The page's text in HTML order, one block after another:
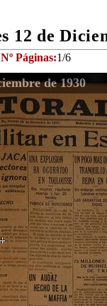
12 de
Nº Páginas:1/6
de 1930